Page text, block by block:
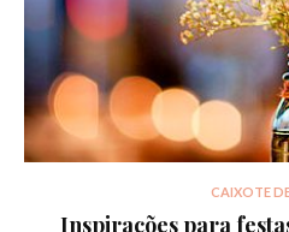
CAIXOTE
Inspirações para